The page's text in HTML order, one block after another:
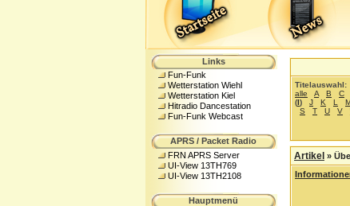
Links
Fun-Funk
Wetterstation Wiehl
Wetterstation Kiel
Hitradio Dancestation
Fun-Funk Webcast
APRS / Packet Radio
FRN APRS Server
UI-View 13TH769
UI-View 13TH2108
Hauptmenü
Titelauswahl:
alle
A B C
(I) J K L
S
T U V
Artikel »